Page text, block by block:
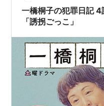
る主人公を見て、 視聴
ように コミカルさで中和
一橋桐子の犯罪日記
「誘拐ごっこ」